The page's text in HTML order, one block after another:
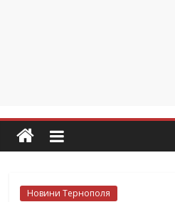
Новини Тернополя